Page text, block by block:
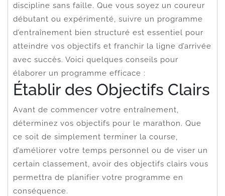
discipline sans faille. Que vous soyez un coureur
débutant ou expérimenté, suivre un programme
d’entraînement bien structuré est essentiel pour
atteindre vos objectifs et franchir la ligne d’arrivée
avec succès. Voici quelques conseils pour
élaborer un programme efficace :
Établir des Objectifs Clairs
Avant de commencer votre entraînement,
déterminez vos objectifs pour le marathon. Que
ce soit de simplement terminer la course,
d’améliorer votre temps personnel ou de viser un
certain classement, avoir des objectifs clairs vous
permettra de planifier votre programme en
conséquence.